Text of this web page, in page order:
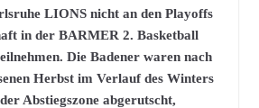
LIONS nicht an den Playoffs
in der BARMER 2. Basketball
Die Badener waren nach
Herbst im Verlauf des Winters
Abstiegszone abgerutscht,